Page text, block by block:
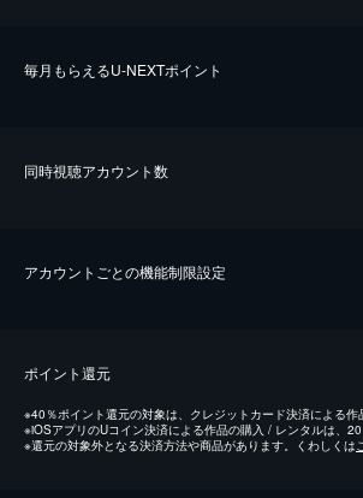
毎⽉もらえるU-NEXTポイント
同時視聴アカウント数
アカウントごとの機能制限設定
ポイント還元
※40％ポイント還元の対象は、クレジットカード決済による作
※iOSアプリのUコイン決済による作品の購入 / レンタルは、20
※還元の対象外となる決済方法や商品があります。くわしくは